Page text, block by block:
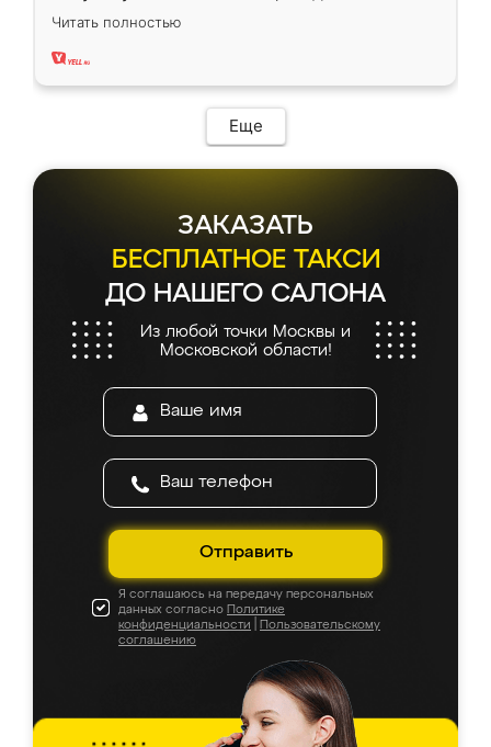
вполне довольна. Служит кухня уже почти
два года, нареканий нет.
Читать полностью
Еще
ЗАКАЗАТЬ
БЕСПЛАТНОЕ ТАКСИ
ДО НАШЕГО САЛОНА
Из любой точки Москвы и
Московской области!
Отправить
Я соглашаюсь на передачу персональных
данных согласно Политике
конфиденциальности
Пользовательскому
соглашению